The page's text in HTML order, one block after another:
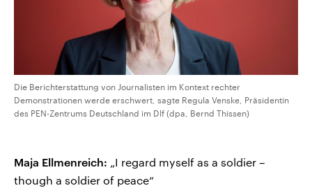
Die Berichterstattung von Journalisten im Kontext rechter
Demonstrationen werde erschwert, sagte Regula Venske, Präsidentin
des PEN-Zentrums Deutschland im Dlf (dpa, Bernd Thissen)
Maja Ellmenreich: „I regard myself as a soldier –
though a soldier of peace“